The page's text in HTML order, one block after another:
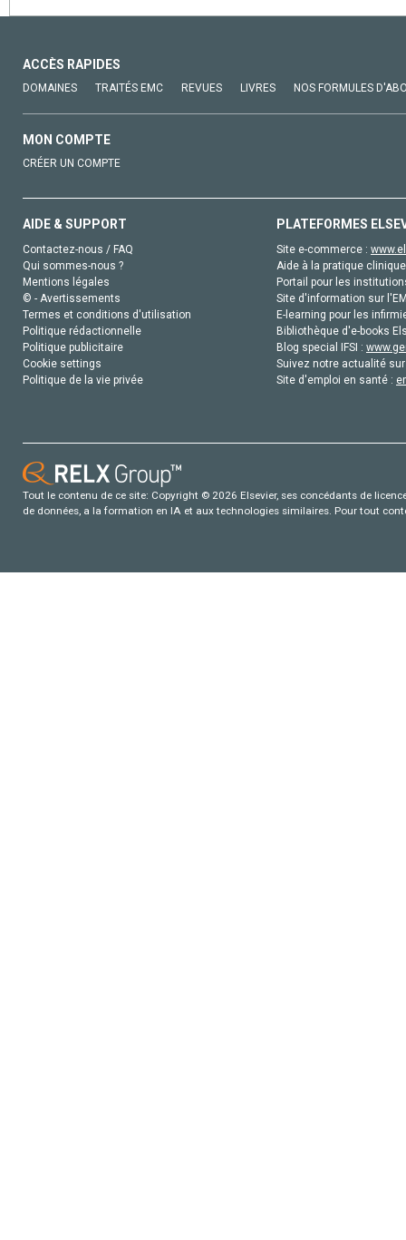
ACCÈS RAPIDES
DOMAINES TRAITÉS EMC REVUES LIVRES NOS FORMULES
MON COMPTE
CRÉER UN COMPTE
AIDE & SUPPORT
Contactez-nous / FAQ
Qui sommes-nous ?
Mentions légales
© - Avertissements
Termes et conditions d'utilisation
Politique rédactionnelle
Politique publicitaire
Cookie settings
Politique de la vie privée
PLATEFORMES
Site e-commerce :
Aide à la pratique
Portail pour les
Site d'information sur
E-learning pour les
Bibliothèque d'e-books
Blog special IFSI :
Suivez notre actualité
Site d'emploi en santé :
Tout le contenu de ce site: Copyright © 2026 Elsevier, ses concédants de
de données, a la formation en IA et aux technologies similaires. Pour tout